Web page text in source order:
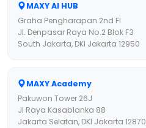
MAXY AI HUB
Graha Pengharapan 2nd Fl
Jl. Denpasar Raya No.2 Blok F3
South Jakarta, DKI Jakarta 12950
MAXY Academy
Pakuwon Tower 26J
Jl Raya Kasablanka 88
Jakarta Selatan, DKI Jakarta 12870